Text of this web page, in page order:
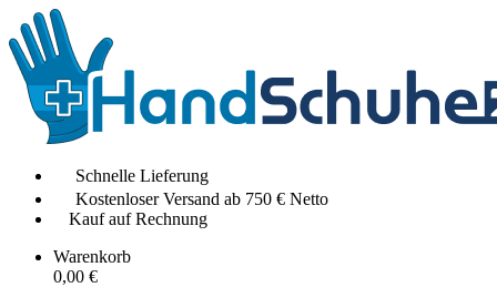
Schnelle Lieferung
Kostenloser Versand ab 750 € Netto
Kauf auf Rechnung
Warenkorb
0,00 €